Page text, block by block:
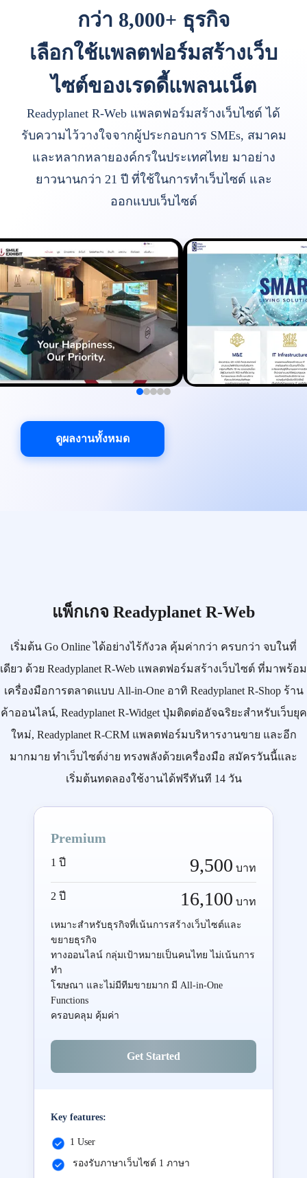
กว่า 8,000+ ธุรกิจ
เลือกใช้แพลตฟอร์มสร้างเว็บ
ไซต์ของเรดดี้แพลนเน็ต
Readyplanet R-Web แพลตฟอร์มสร้างเว็บไซต์ ได้
รับความไว้วางใจจากผู้ประกอบการ SMEs, สมาคม
และหลากหลายองค์กรในประเทศไทย มาอย่าง
ยาวนานกว่า 21 ปี ที่ใช้ในการทำเว็บไซต์ และ
ออกแบบเว็บไซต์
ดูผลงานทั้งหมด
แพ็กเกจ Readyplanet R-Web
เริ่มต้น Go Onlineได้อย่างไร้กังวล คุ้มค่ากว่า ครบกว่า จบในที่
เดียว ด้วย Readyplanet R-Web แพลตฟอร์มสร้างเว็บไซต์ ที่มาพร้อม
เครื่องมือการตลาดแบบ All-in-Oneอาทิ Readyplanet R-Shopร้าน
ค้าออนไลน์, Readyplanet R-Widgetปุ่มติดต่ออัจฉริยะสำหรับเว็บยุค
ใหม่, Readyplanet R-CRMแพลตฟอร์มบริหารงานขาย และอีก
มากมาย ทำเว็บไซต์ง่าย ทรงพลังด้วยเครื่องมือ สมัครวันนี้และ
เริ่มต้นทดลองใช้งานได้ฟรีทันที 14 วัน
Premium
1 ปี 9,500 บาท
2 ปี 16,100 บาท
เหมาะสำหรับธุรกิจที่เน้นการสร้างเว็บไซต์และ
ขยายธุรกิจ
ทางออนไลน์ กลุ่มเป้าหมายเป็นคนไทย ไม่เน้นการ
ทำ
โฆษณา และไม่มีทีมขายมาก มี All-in-One
Functions
ครอบคลุม คุ้มค่า
Get Started
Key features:
1 User
รองรับภาษาเว็บไซต์ 1 ภาษา